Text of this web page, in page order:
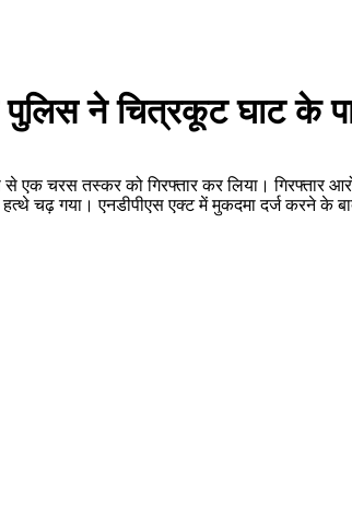
पुलिस ने चित्रकूट घाट
चरस तस्कर को गिरफ्तार कर लिया। गिरफ्तार
चढ़ गया। एनडीपीएस एक्ट में मुकदमा दर्ज करने के